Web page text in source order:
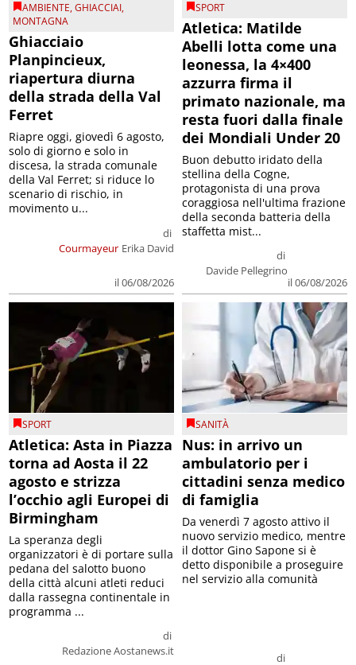
AMBIENTE,GHIACCIAI,
MONTAGNA
Ghiacciaio
Planpincieux,
riapertura diurna
della strada della Val
Ferret
Courmayeur
di
Erika David
il 06/08/2026
Riapre oggi, giovedì 6 agosto,
solo di giorno e solo in
discesa, la strada comunale
della Val Ferret; si riduce lo
scenario di rischio, in
movimento u...
SPORT
Atletica: Matilde
Abelli lotta come una
leonessa, la 4×400
azzurra firma il
primato nazionale, ma
resta fuori dalla finale
dei Mondiali Under 20
di
Davide Pellegrino
il 06/08/2026
Buon debutto iridato della
stellina della Cogne,
protagonista di una prova
coraggiosa nell'ultima frazione
della seconda batteria della
staffetta mist...
SPORT
Atletica: Asta in Piazza
torna ad Aosta il 22
agosto e strizza
l’occhio agli Europei di
Birmingham
di
Redazione Aostanews.it
La speranza degli
organizzatori è di portare sulla
pedana del salotto buono
della città alcuni atleti reduci
dalla rassegna continentale in
programma ...
SANITÀ
Nus: in arrivo un
ambulatorio per i
cittadini senza medico
di famiglia
di
Da venerdì 7 agosto attivo il
nuovo servizio medico, mentre
il dottor Gino Sapone si è
detto disponibile a proseguire
nel servizio alla comunità